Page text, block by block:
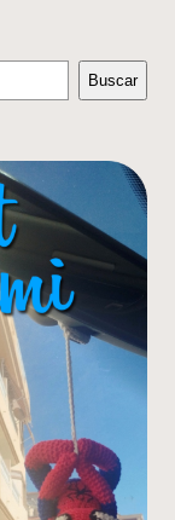
Buscar